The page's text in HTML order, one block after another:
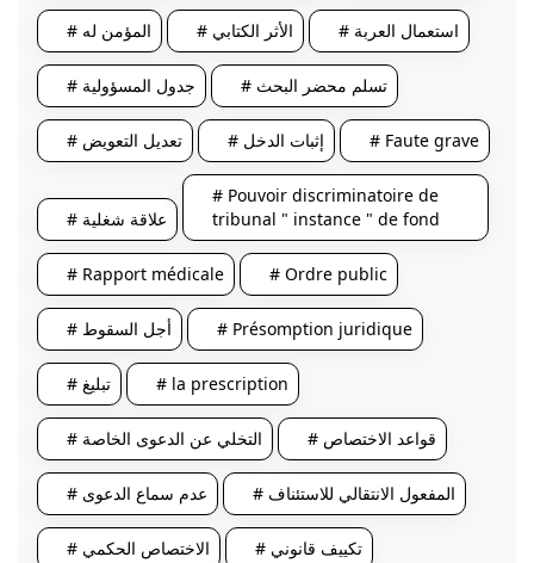
# المؤمن له # الأثر الكتابي # استعمال العربة
# جدول المسؤولية # تسلم محضر البحث
# تعديل التعويض # إثبات الدخل # Faute grave
# علاقة شغلية
# Pouvoir discriminatoire de
tribunal " instance " de fond
# Rapport médicale # Ordre public
# أجل السقوط # Présomption juridique
# تبليغ # la prescription
# التخلي عن الدعوى الخاصة # قواعد الاختصاص
# عدم سماع الدعوى # المفعول الانتقالي للاستئناف
# الاختصاص الحكمي # تكييف قانوني